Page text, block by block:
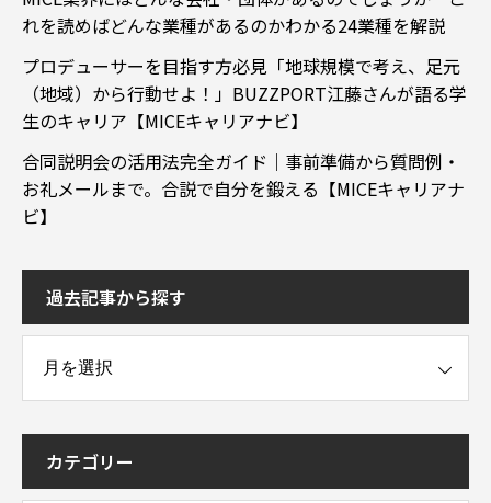
れを読めばどんな業種があるのかわかる24業種を解説
プロデューサーを目指す方必見「地球規模で考え、足元
（地域）から行動せよ！」BUZZPORT江藤さんが語る学
生のキャリア【MICEキャリアナビ】
合同説明会の活用法完全ガイド｜事前準備から質問例・
お礼メールまで。合説で自分を鍛える【MICEキャリアナ
ビ】
過去記事から探す
カテゴリー